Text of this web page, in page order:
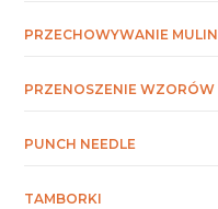
PRZECHOWYWANIE MULIN
PRZENOSZENIE WZORÓW
PUNCH NEEDLE
TAMBORKI